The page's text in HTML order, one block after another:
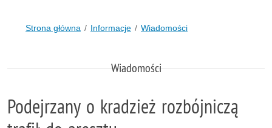
Strona główna Informacje Wiadomości
Wiadomości
Podejrzany o kradzież rozbójniczą